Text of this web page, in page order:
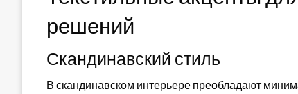
решений
Скандинавский стиль
В скандинавском интерьере преобладают